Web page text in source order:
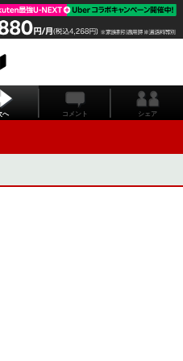
へ コメント シェア